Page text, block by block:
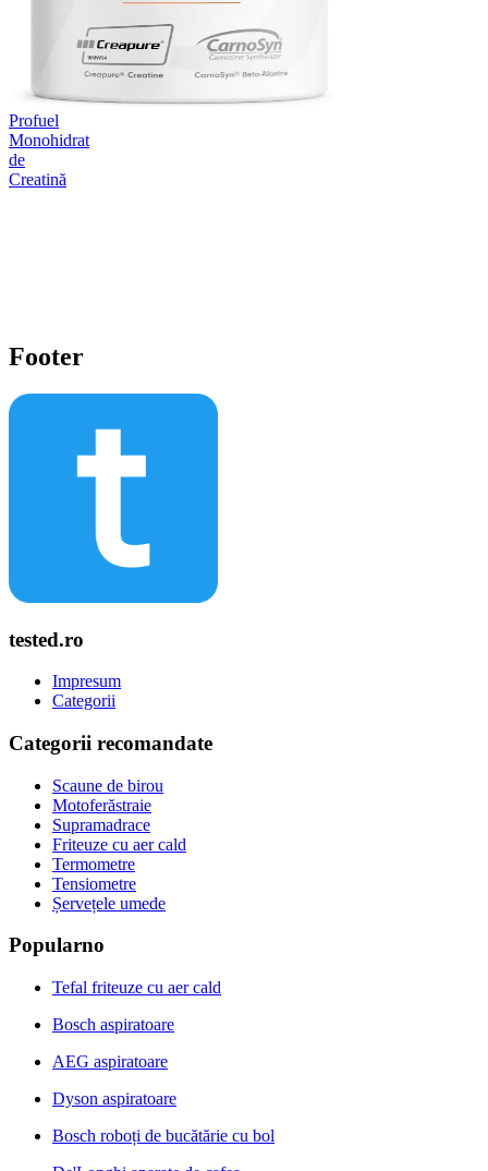
Profuel
Monohidrat
de
Creatină
Footer
tested.ro
Impresum
Categorii
Categorii recomandate
Scaune de birou
Motoferăstraie
Supramadrace
Friteuze cu aer cald
Termometre
Tensiometre
Șervețele umede
Popularno
Tefal friteuze cu aer cald
Bosch aspiratoare
AEG aspiratoare
Dyson aspiratoare
Bosch roboți de bucătărie cu bol